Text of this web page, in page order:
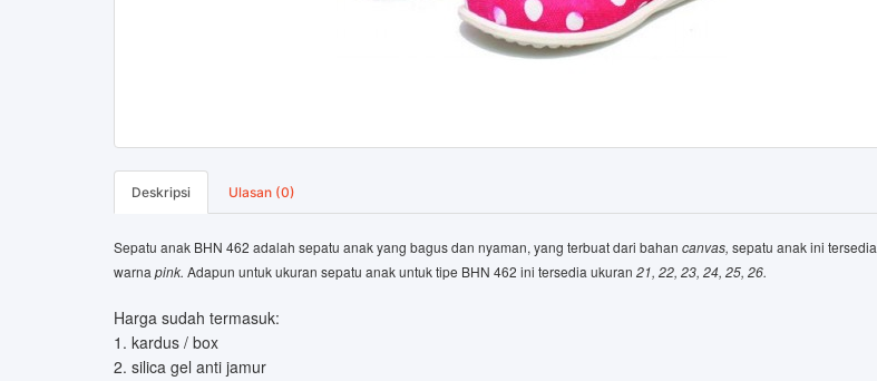
Deskripsi Ulasan (0)
Sepatu anak BHN 462 adalah sepatu anak yang bagus dan nyaman, yang terbuat dari bahan canvas, sepatu anak ini tersedia
warna pink. Adapun untuk ukuran sepatu anak untuk tipe BHN 462 ini tersedia ukuran 21, 22, 23, 24, 25, 26.
Harga sudah termasuk:
1. kardus / box
2. silica gel anti jamur